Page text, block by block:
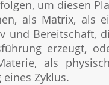
um diesen
als Matrix, als
und Bereitschaft,
erzeugt,
als
Zyklus.